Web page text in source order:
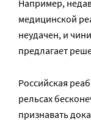
Например,
медицинской
неудачен, и
предлагает
Российская
рельсах
признавать